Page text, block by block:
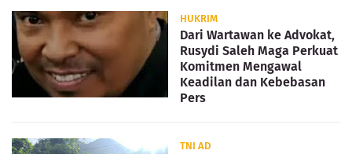
HUKRIM
Dari Wartawan ke Advokat,
Rusydi Saleh Maga Perkuat
Komitmen Mengawal
Keadilan dan Kebebasan
Pers
TNI AD